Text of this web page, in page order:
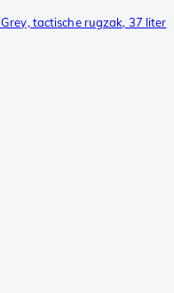
tactische rugzak, 37 liter